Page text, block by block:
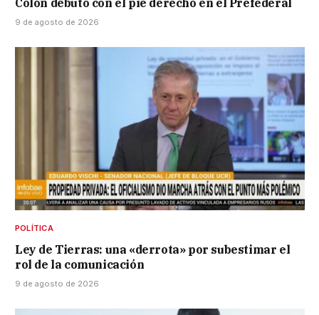
Colón debutó con el pie derecho en el Prefederal
9 de agosto de 2026
POLÍTICA
Ley de Tierras: una «derrota» por subestimar el
rol de la comunicación
9 de agosto de 2026